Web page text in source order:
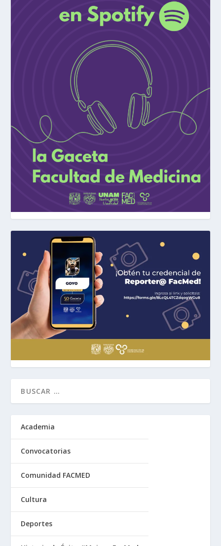
Academia
Convocatorias
Comunidad FACMED
Cultura
Deportes